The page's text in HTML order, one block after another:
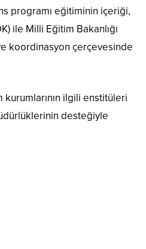
programı eğitiminin içeriği,
ile Milli Eğitim Bakanlığı
koordinasyon çerçevesinde
ilgili enstitüleri
desteğiyle